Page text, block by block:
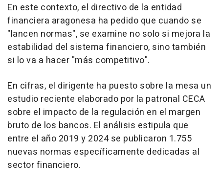
En este contexto, el directivo de la entidad
financiera aragonesa ha pedido que cuando se
"lancen normas", se examine no solo si mejora la
estabilidad del sistema financiero, sino también
si lo va a hacer "más competitivo".
En cifras, el dirigente ha puesto sobre la mesa un
estudio reciente elaborado por la patronal CECA
sobre el impacto de la regulación en el margen
bruto de los bancos. El análisis estipula que
entre el año 2019 y 2024 se publicaron 1.755
nuevas normas específicamente dedicadas al
sector financiero.